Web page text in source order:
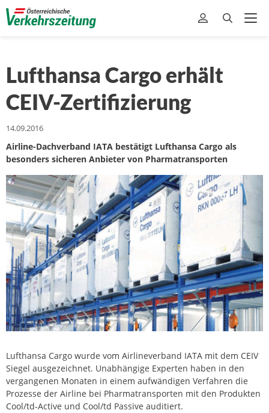
Lufthansa Cargo erhält
CEIV-Zertifizierung
14.09.2016
Airline-Dachverband IATA bestätigt Lufthansa Cargo als
besonders sicheren Anbieter von Pharmatransporten
Lufthansa Cargo wurde vom Airlineverband IATA mit dem CEIV
Siegel ausgezeichnet. Unabhängige Experten haben in den
vergangenen Monaten in einem aufwändigen Verfahren die
Prozesse der Airline bei Pharmatransporten mit den Produkten
Cool/td-Active und Cool/td Passive auditiert.